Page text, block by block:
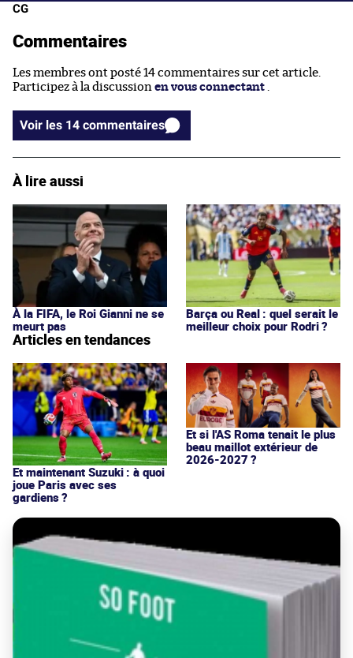
CG
Commentaires
Les membres ont posté 14 commentaires sur cet article.
Participez à la discussion en vous connectant
Voir les 14 commentaires
À lire aussi
À la FIFA, le Roi Gianni ne se
meurt pas
Barça ou Real : quel serait le
meilleur choix pour Rodri ?
Articles en tendances
Et maintenant Suzuki : à quoi
joue Paris avec ses
gardiens ?
Et si l'AS Roma tenait le plus
beau maillot extérieur de
2026-2027 ?